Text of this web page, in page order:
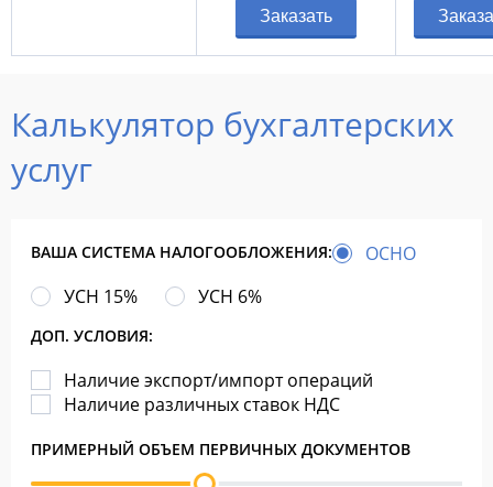
Заказать
Калькулятор бухгалтерских
услуг
ВАША СИСТЕМА НАЛОГООБЛОЖЕНИЯ:
ОСНО
УСН 15%
УСН 6%
ДОП. УСЛОВИЯ:
Наличие экспорт/импорт операций
Наличие различных ставок НДС
ПРИМЕРНЫЙ ОБЪЕМ ПЕРВИЧНЫХ ДОКУМЕНТОВ